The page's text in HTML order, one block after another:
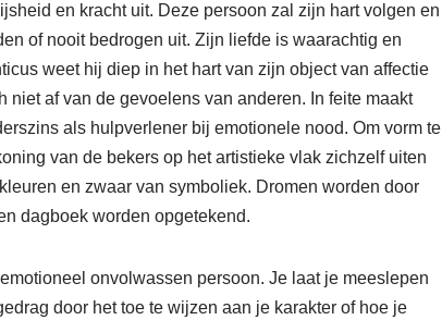
en kracht uit. Deze persoon zal zijn hart volgen en
of nooit bedrogen uit. Zijn liefde is waarachtig en
weet hij diep in het hart van zijn object van affectie
af van de gevoelens van anderen. In feite maakt
als hulpverlener bij emotionele nood. Om vorm te
van de bekers op het artistieke vlak zichzelf uiten
en zwaar van symboliek. Dromen worden door
dagboek worden opgetekend.
onvolwassen persoon. Je laat je meeslepen
door het toe te wijzen aan je karakter of hoe je